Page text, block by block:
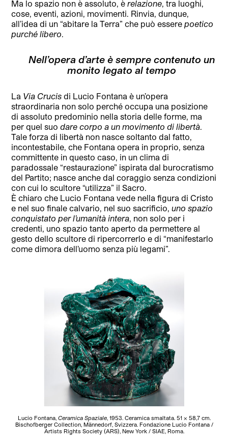
Ma lo spazio non è assoluto, èrelazione, tra luoghi,
cose, eventi, azioni, movimenti. Rinvia, dunque,
all’idea di un “abitare la Terra” che può esserepoetico
purché libero.
Nell’opera d’arte è sempre contenuto un
monito legato al tempo
La Via Crucis di Lucio Fontana è un’opera
straordinaria non solo perché occupa una posizione
di assoluto predominio nella storia delle forme, ma
per quel suodare corpo a un movimento di libertà.
Tale forza di libertà non nasce soltanto dal fatto,
incontestabile, che Fontana opera in proprio, senza
committente in questo caso, in un clima di
paradossale “restaurazione” ispirata dal burocratismo
del Partito; nasce anche dal coraggio senza condizioni
con cui lo scultore “utilizza” il Sacro.
È chiaro che Lucio Fontana vede nella figura di Cristo
e nel suo finale calvario, nel suo sacrificio,uno spazio
conquistato per l’umanità intera, non solo per i
credenti, uno spazio tanto aperto da permettere al
gesto dello scultore di ripercorrerlo e di “manifestarlo
come dimora dell’uomo senza più legami”.
Lucio Fontana, Ceramica Spaziale, 1953. Ceramica smaltata. 51 x 58,7 cm.
Bischofberger Collection, Männedorf, Svizzera. Fondazione Lucio Fontana /
Artists Rights Society (ARS), New York / SIAE, Roma.